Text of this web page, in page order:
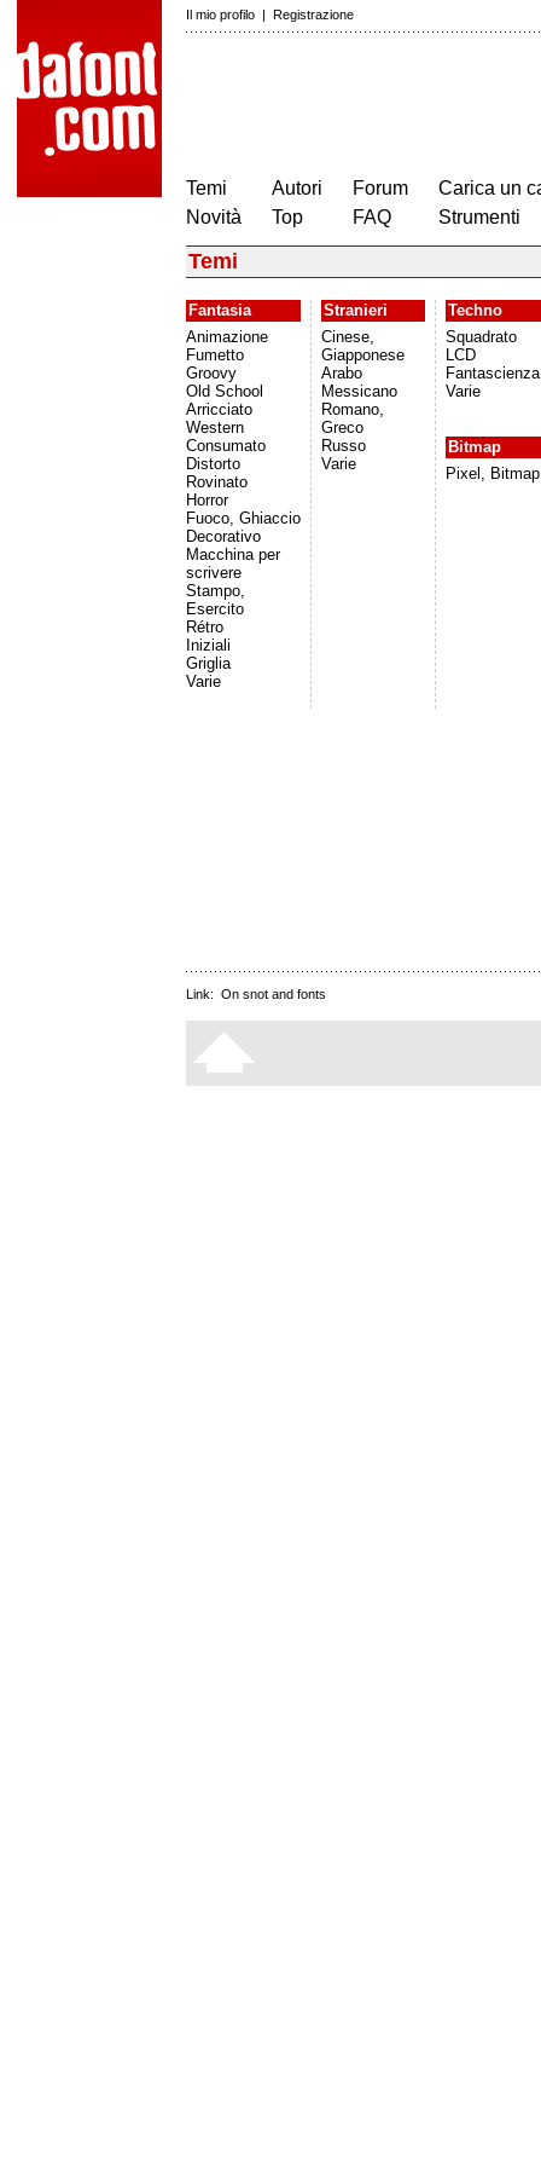
Il mio profilo | Registrazione
Temi
Novità
Autori
Top
Forum
FAQ
Carica un
Strumenti
Temi
Fantasia
Animazione
Fumetto
Groovy
Old School
Arricciato
Western
Consumato
Distorto
Rovinato
Horror
Fuoco, Ghiaccio
Decorativo
Macchina per
scrivere
Stampo,
Esercito
Rétro
Iniziali
Griglia
Varie
Stranieri
Cinese,
Giapponese
Arabo
Messicano
Romano,
Greco
Russo
Varie
Techno
Squadrato
LCD
Fantascienza
Varie
Bitmap
Pixel, Bitmap
Link: On snot and fonts